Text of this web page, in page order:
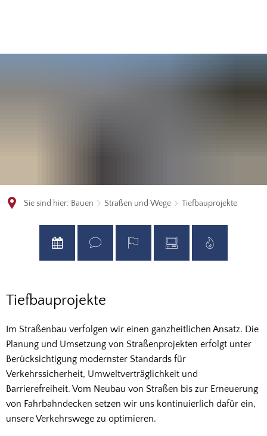
Sie sind hier: Bauen Straßen und Wege Tiefbauprojekte
Tiefbauprojekte
Tiefbauprojekte
Im Straßenbau verfolgen wir einen ganzheitlichen Ansatz. Die
Planung und Umsetzung von Straßenprojekten erfolgt unter
Berücksichtigung modernster Standards für
Verkehrssicherheit, Umweltverträglichkeit und
Barrierefreiheit. Vom Neubau von Straßen bis zur Erneuerung
von Fahrbahndecken setzen wir uns kontinuierlich dafür ein,
unsere Verkehrswege zu optimieren.